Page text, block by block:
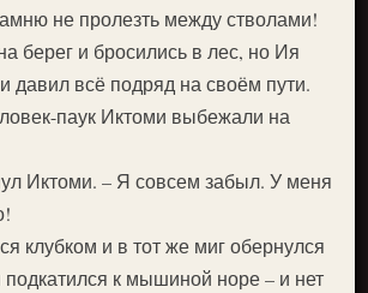
не пролезть между стволами!
берег и бросились в лес, но Ия
давил всё подряд на своём пути.
паук Иктоми выбежали на
Иктоми. – Я совсем забыл. У меня
клубком и в тот же миг обернулся
к мышиной норе – и нет